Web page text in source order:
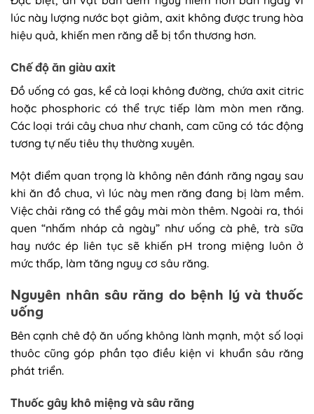
lúc này lượng nước bọt giảm, axit không được trung hòa
hiệu quả, khiến men răng dễ bị tổn thương hơn.
Chế độ ăn giàu axit
Đồ uống có gas, kể cả loại không đường, chứa axit citric
hoặc phosphoric có thể trực tiếp làm mòn men răng.
Các loại trái cây chua như chanh, cam cũng có tác động
tương tự nếu tiêu thụ thường xuyên.
Một điểm quan trọng là không nên đánh răng ngay sau
khi ăn đồ chua, vì lúc này men răng đang bị làm mềm.
Việc chải răng có thể gây mài mòn thêm. Ngoài ra, thói
quen “nhấm nháp cả ngày” như uống cà phê, trà sữa
hay nước ép liên tục sẽ khiến pH trong miệng luôn ở
mức thấp, làm tăng nguy cơ sâu răng.
Nguyên nhân sâu răng do bệnh lý và thuốc
uống
Bên cạnh chê độ ăn uống không lành mạnh, một số loại
thuôc cũng góp phần tạo điều kiện vi khuẩn sâu răng
phát triển.
Thuốc gây khô miệng và sâu răng